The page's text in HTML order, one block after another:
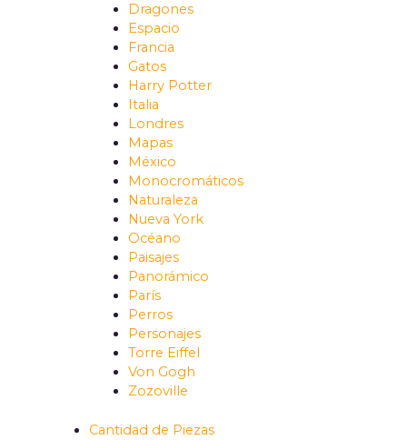
Dragones
Espacio
Francia
Gatos
Harry Potter
Italia
Londres
Mapas
México
Monocromáticos
Naturaleza
Nueva York
Océano
Paisajes
Panorámico
París
Perros
Personajes
Torre Eiffel
Von Gogh
Zozoville
Cantidad de Piezas